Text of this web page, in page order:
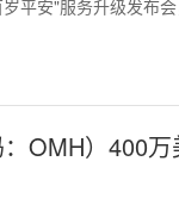
平安"服务升级发布会
OMH）400万